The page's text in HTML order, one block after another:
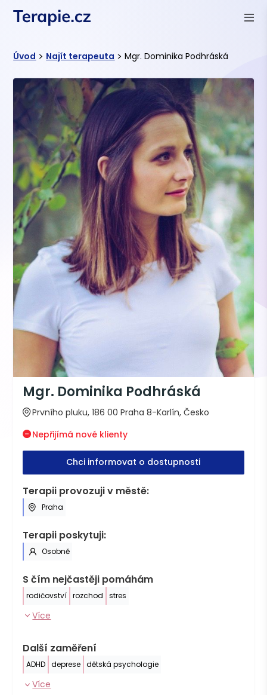
Úvod > Najít terapeuta > Mgr. Dominika Podhráská
Mgr. Dominika Podhráská
Prvního pluku, 186 00 Praha 8-Karlín, Česko
Nepřijímá nové klienty
Chci informovat o dostupnosti
Terapii provozuji v městě:
Praha
Terapii poskytuji:
Osobně
S čím nejčastěji pomáhám
rodičovství rozchod stres
Více
Další zaměření
ADHD deprese dětská psychologie
Více